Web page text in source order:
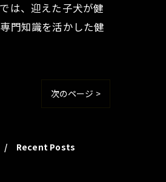
は、迎えた子犬が健
門知識を活かした健
次のページ >
Recent Posts